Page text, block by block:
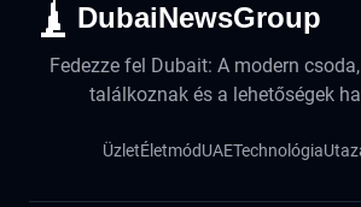
DubaiNewsGroup
Fedezze fel Dubait: A modern
találkoznak és a lehetőségek
ÜzletÉletmódUAETechnológia